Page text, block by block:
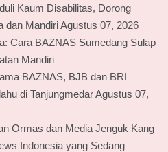
Kaum Disabilitas, Dorong
dan Mandiri Agustus 07, 2026
Cara BAZNAS Sumedang Sulap
Mandiri
BAZNAS, BJB dan BRI
di Tanjungmedar Agustus 07,
Ormas dan Media Jenguk Kang
Indonesia yang Sedang